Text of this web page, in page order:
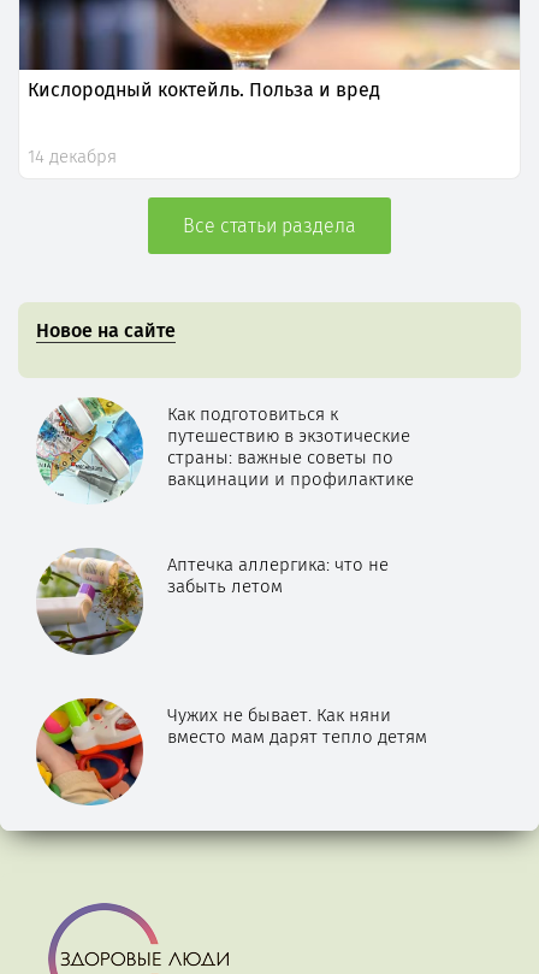
Кислородный коктейль. Польза и вред
14 декабря
Все статьи раздела
Новое на сайте
Как подготовиться к
путешествию в экзотические
страны: важные советы по
вакцинации и профилактике
Аптечка аллергика: что не
забыть летом
Чужих не бывает. Как няни
вместо мам дарят тепло детям